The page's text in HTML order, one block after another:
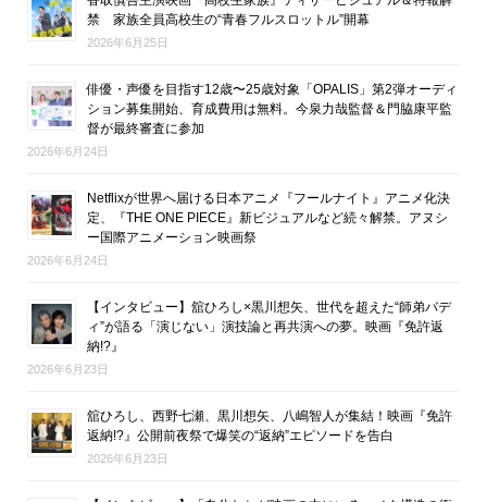
禁 家族全員高校生の“青春フルスロットル”開幕
2026年6月25日
俳優・声優を目指す12歳〜25歳対象「OPALIS」第2弾オーディ
ション募集開始、育成費用は無料。今泉力哉監督＆門脇康平監
督が最終審査に参加
2026年6月24日
Netflixが世界へ届ける日本アニメ『フールナイト』アニメ化決
定、『THE ONE PIECE』新ビジュアルなど続々解禁。アヌシ
ー国際アニメーション映画祭
2026年6月24日
【インタビュー】舘ひろし×黒川想矢、世代を超えた“師弟バデ
ィ”が語る「演じない」演技論と再共演への夢。映画『免許返
納!?』
2026年6月23日
舘ひろし、西野七瀬、黒川想矢、八嶋智人が集結！映画『免許
返納!?』公開前夜祭で爆笑の“返納”エピソードを告白
2026年6月23日